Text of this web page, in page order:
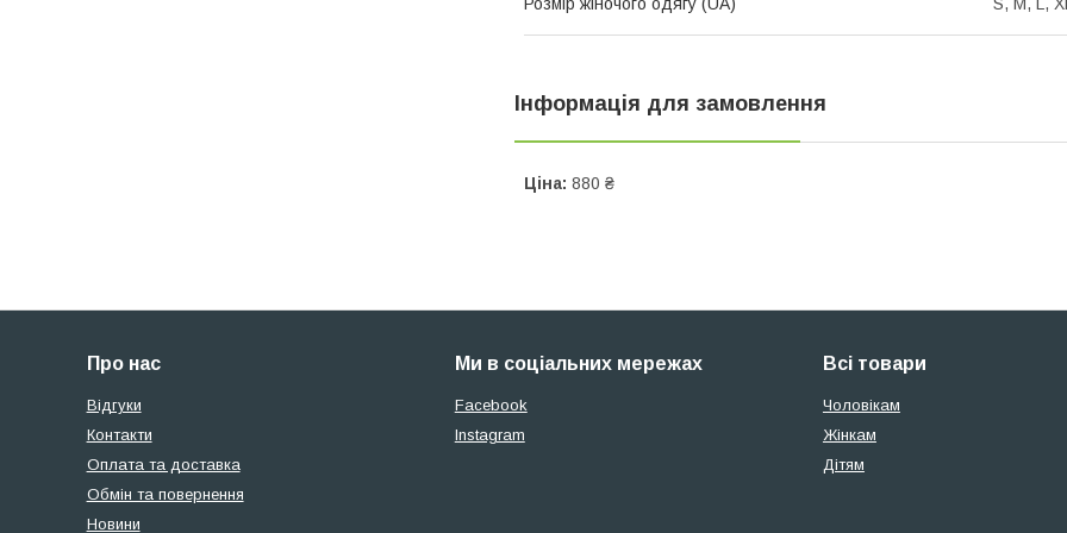
Інформація для замовлення
Ціна: 880 ₴
Про нас
Відгуки
Контакти
Оплата та доставка
Обмін та повернення
Новини
Ми в соціальних мережах
Facebook
Instagram
Всі товари
Чоловікам
Жінкам
Дітям